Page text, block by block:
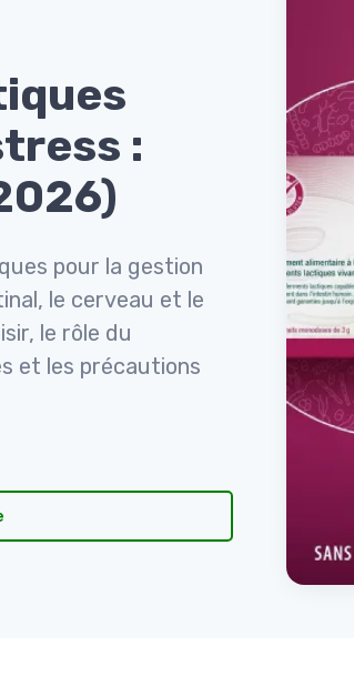
:
pour la gestion
le cerveau et le
le rôle du
et les précautions